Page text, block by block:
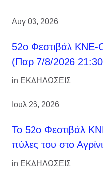
Αυγ 03, 2026
52ο Φεστιβάλ ΚΝΕ-
(Παρ 7/8/2026
in ΕΚΔΗΛΩΣΕΙΣ
Ιουλ 26, 2026
Το 52ο Φεστιβάλ
πύλες του στο
in ΕΚΔΗΛΩΣΕΙΣ